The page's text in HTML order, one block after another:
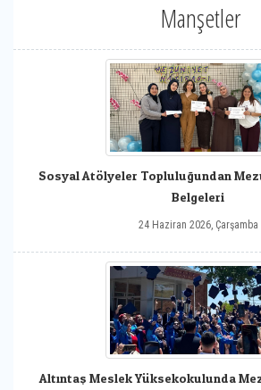
Manşetler
Sosyal Atölyeler Topluluğundan
Belgeleri
24 Haziran 2026, Çarşamba
Altıntaş Meslek Yüksekokulunda